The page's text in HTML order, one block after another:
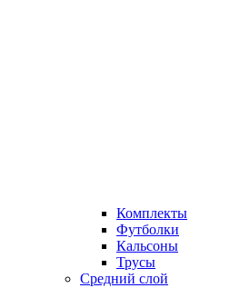
Комплекты
Футболки
Кальсоны
Трусы
Средний слой